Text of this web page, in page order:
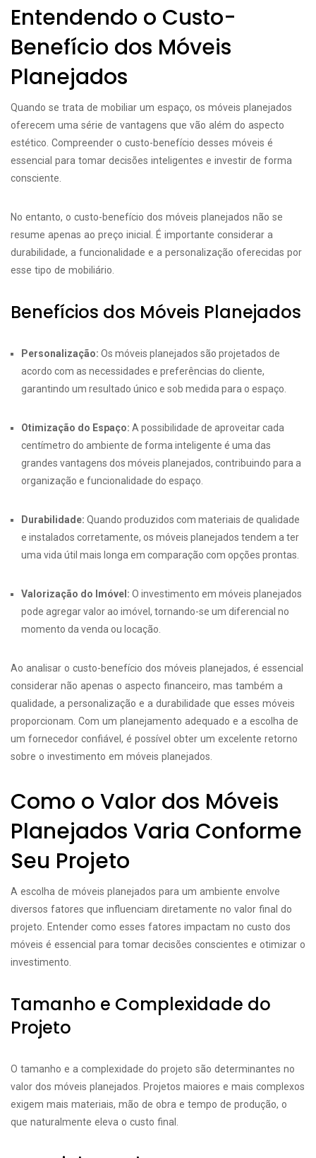
Entendendo o Custo-
Benefício dos Móveis
Planejados
Quando se trata de mobiliar um espaço, os móveis planejados
oferecem uma série de vantagens que vão além do aspecto
estético. Compreender o custo-benefício desses móveis é
essencial para tomar decisões inteligentes e investir de forma
consciente.
No entanto, o custo-benefício dos móveis planejados não se
resume apenas ao preço inicial. É importante considerar a
durabilidade, a funcionalidade e a personalização oferecidas por
esse tipo de mobiliário.
Benefícios dos Móveis Planejados
Personalização: Os móveis planejados são projetados de
acordo com as necessidades e preferências do cliente,
garantindo um resultado único e sob medida para o espaço.
Otimização do Espaço: A possibilidade de aproveitar cada
centímetro do ambiente de forma inteligente é uma das
grandes vantagens dos móveis planejados, contribuindo para a
organização e funcionalidade do espaço.
Durabilidade: Quando produzidos com materiais de qualidade
e instalados corretamente, os móveis planejados tendem a ter
uma vida útil mais longa em comparação com opções prontas.
Valorização do Imóvel: O investimento em móveis planejados
pode agregar valor ao imóvel, tornando-se um diferencial no
momento da venda ou locação.
Ao analisar o custo-benefício dos móveis planejados, é essencial
considerar não apenas o aspecto financeiro, mas também a
qualidade, a personalização e a durabilidade que esses móveis
proporcionam. Com um planejamento adequado e a escolha de
um fornecedor confiável, é possível obter um excelente retorno
sobre o investimento em móveis planejados.
Como o Valor dos Móveis
Planejados Varia Conforme
Seu Projeto
A escolha de móveis planejados para um ambiente envolve
diversos fatores que influenciam diretamente no valor final do
projeto. Entender como esses fatores impactam no custo dos
móveis é essencial para tomar decisões conscientes e otimizar o
investimento.
Tamanho e Complexidade do
Projeto
O tamanho e a complexidade do projeto são determinantes no
valor dos móveis planejados. Projetos maiores e mais complexos
exigem mais materiais, mão de obra e tempo de produção, o
que naturalmente eleva o custo final.